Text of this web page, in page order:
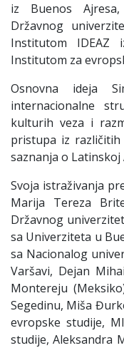
iz Buenos
Državnog
Institutom IDEAZ
Institutom za
Osnovna ideja
internacionalne
kulturih veza i
pristupa iz
saznanja o
Svoja istraživanja
Marija Tereza
Državnog
sa Univerziteta u
sa Nacionalog
Varšavi, Dejan
Montereju
Segedinu, Miša
evropske studije,
studije, Aleksandra